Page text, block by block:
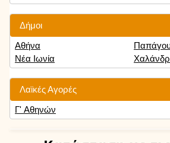
Δήμοι
Αθήνα
Νέα Ιωνία
Λαϊκές Αγορές
Γ' Αθηνών